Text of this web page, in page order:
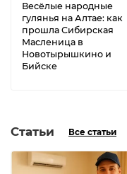
Весёлые народные
гулянья на Алтае: как
прошла Сибирская
Масленица в
Новотырышкино и
Бийске
Статьи Все статьи